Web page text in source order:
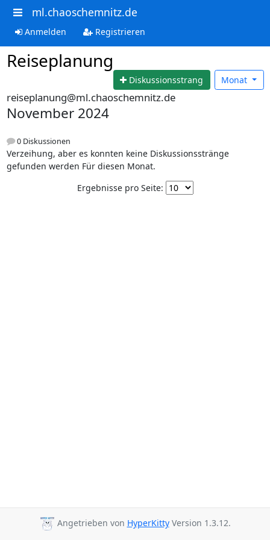
ml.chaoschemnitz.de
Anmelden Registrieren
Reiseplanung
Diskussionsstrang Monat
reiseplanung@ml.chaoschemnitz.de
November 2024
0 Diskussionen
Verzeihung, aber es konnten keine Diskussionsstränge
gefunden werden Für diesen Monat.
Ergebnisse pro Seite:
Angetrieben von HyperKittyVersion 1.3.12.